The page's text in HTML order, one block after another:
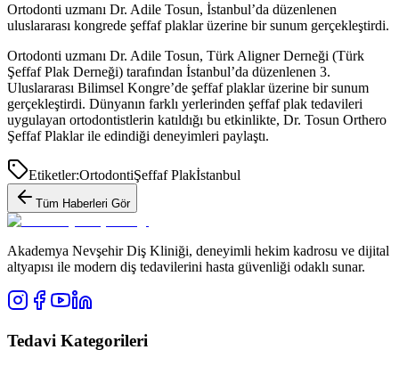
Ortodonti uzmanı Dr. Adile Tosun, İstanbul’da düzenlenen
uluslararası kongrede şeffaf plaklar üzerine bir sunum gerçekleştirdi.
Ortodonti uzmanı Dr. Adile Tosun, Türk Aligner Derneği (Türk
Şeffaf Plak Derneği) tarafından İstanbul’da düzenlenen 3.
Uluslararası Bilimsel Kongre’de şeffaf plaklar üzerine bir sunum
gerçekleştirdi. Dünyanın farklı yerlerinden şeffaf plak tedavileri
uygulayan ortodontistlerin katıldığı bu etkinlikte, Dr. Tosun Orthero
Şeffaf Plaklar ile edindiği deneyimleri paylaştı.
Etiketler:OrtodontiŞeffaf Plakİstanbul
Tüm Haberleri Gör
Akademya Nevşehir Diş Kliniği, deneyimli hekim kadrosu ve dijital
altyapısı ile modern diş tedavilerini hasta güvenliği odaklı sunar.
Tedavi Kategorileri